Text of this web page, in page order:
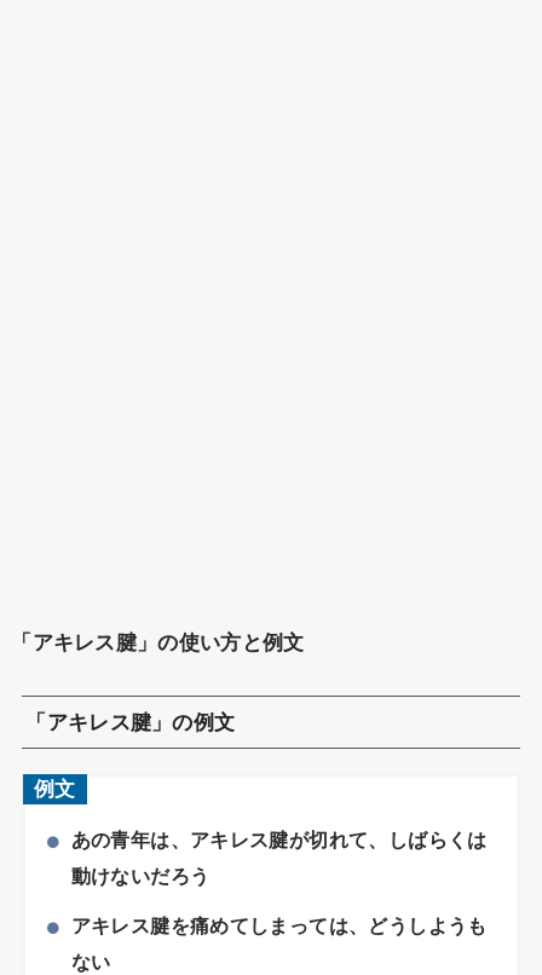
「アキレス腱」の使い方と例文
「アキレス腱」の例文
例文
あの青年は、アキレス腱が切れて、しばらくは
動けないだろう
アキレス腱を痛めてしまっては、どうしようも
ない